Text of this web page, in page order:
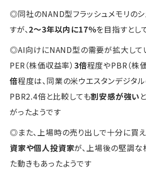
◎同社のNAND型フラッシュメモリの
すが、2～3年以内に17％を目指すとし
◎AI向けにNAND型の需要が拡大して
PER（株価収益率）3倍程度やPBR（株
倍程度は、同業の米ウエスタンデジタ
PBR2.4倍と比較しても割安感が強い
がったようです
◎また、上場時の売り出しで十分に買
資家や個人投資家が、上場後の堅調
た動きもあったようです